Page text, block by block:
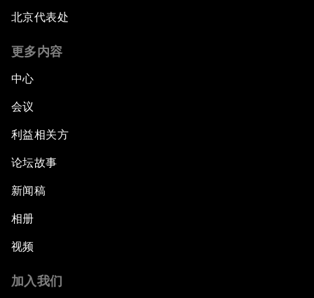
北京代表处
更多内容
中心
会议
利益相关方
论坛故事
新闻稿
相册
视频
加入我们